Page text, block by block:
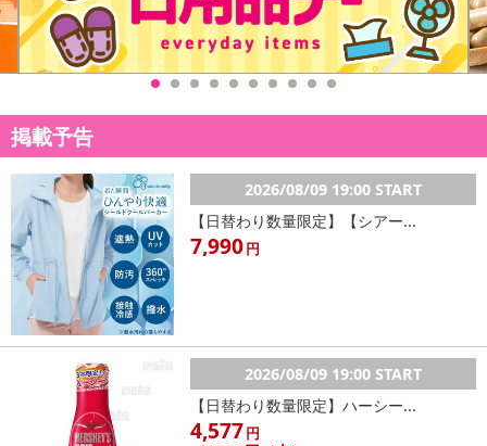
掲載予告
2026/08/09 19:00 START
【日替わり数量限定】【シアー...
7,990円
2026/08/09 19:00 START
【日替わり数量限定】ハーシー...
4,577円